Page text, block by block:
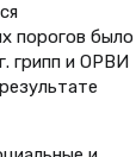
порогов было
грипп и ОРВИ